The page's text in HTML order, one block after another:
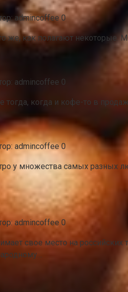
admincoffee 0
же, как полагают некоторые.
admincoffee 0
тогда, когда и кофе-то в
admincoffee 0
у множества самых
admincoffee 0
свое место на